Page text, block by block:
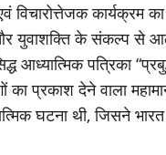
कार्यक्रम
और युवाशक्ति के संकल्प से
आध्यात्मिक पत्रिका
का प्रकाश देने वाला
घटना थी, जिसने